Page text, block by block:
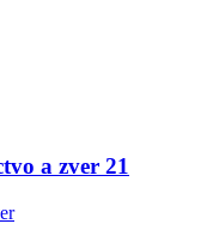
a zver 21